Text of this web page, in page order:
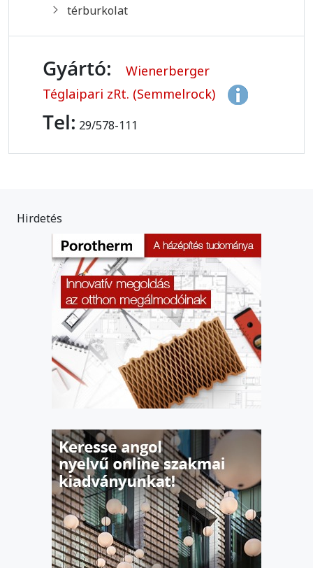
térburkolat
Gyártó:
Wienerberger
Téglaipari zRt. (Semmelrock)
Tel: 29/578-111
Hirdetés